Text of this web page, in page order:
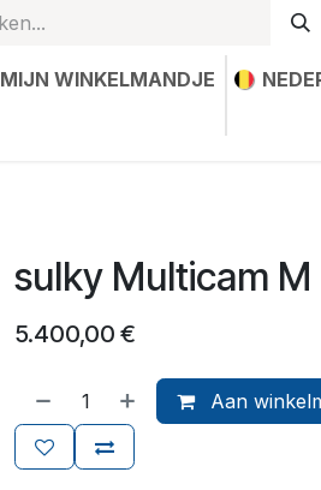
MIJN WINKELMANDJE
sulky Multicam M
5.400,00 €
Aan